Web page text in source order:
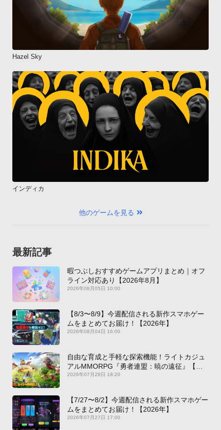
Hazel Sky
インディカ
他のゲームを見る
最新記事
暇つぶしおすすめゲームアプリまとめ｜オフ
ライン対応あり【2026年8月】
2026年08月05日 10:00
【8/3〜8/9】今週配信される新作スマホゲー
ムをまとめてお届け！【2026年】
2026年08月04日 16:00
自由な育成と手軽な探索機能！ライトカジュ
アルMMORPG『勇者連盟：暁の遠征』【最
新作PICKUP】
2026年07月28日 18:20
【7/27〜8/2】今週配信される新作スマホゲー
ムをまとめてお届け！【2026年】
2026年07月27日 17:00